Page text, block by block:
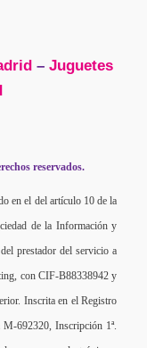
–Juguetes
reservados.
en el del artículo 10 de la
de la Información y
prestador del servicio a
con CIF-B88338942 y
Inscrita en el Registro
692320, Inscripción 1ª.